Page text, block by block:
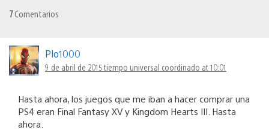
7Comentarios
Plo1000
9 de abril de 2015 tiempo universal coordinado at 10:01
Hasta ahora, los juegos que me iban a hacer comprar una
PS4 eran Final Fantasy XV y Kingdom Hearts III. Hasta
ahora.